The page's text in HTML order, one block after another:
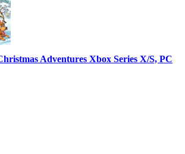
Adventures Xbox Series X/S, PC